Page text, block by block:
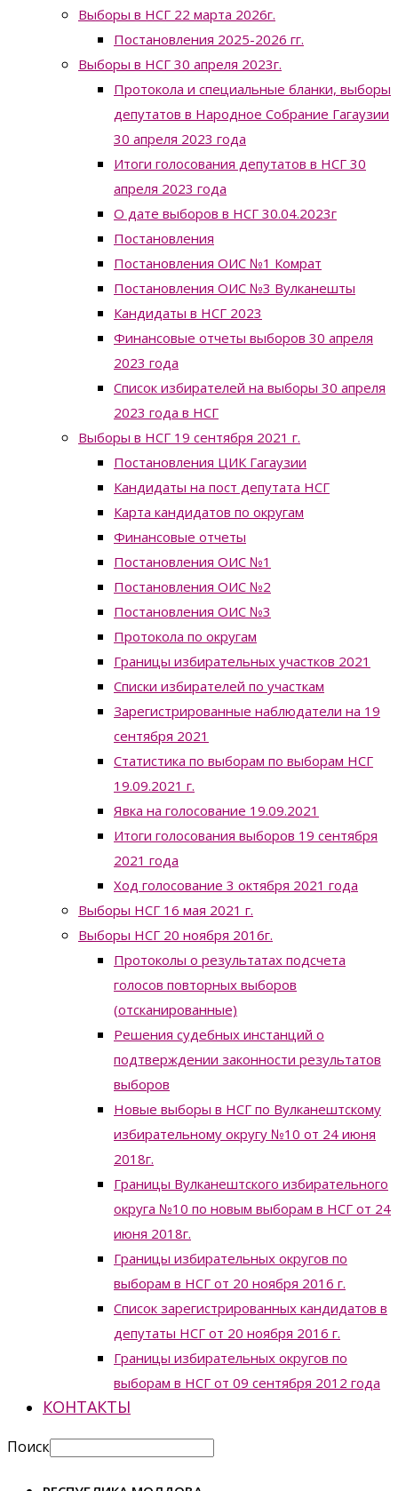
Выборы в НСГ 22 марта 2026г.
Постановления 2025-2026 гг.
Выборы в НСГ 30 апреля 2023г.
Протокола и специальные бланки, выборы
депутатов в Народное Собрание Гагаузии
30 апреля 2023 года
Итоги голосования депутатов в НСГ 30
апреля 2023 года
О дате выборов в НСГ 30.04.2023г
Постановления
Постановления ОИС №1 Комрат
Постановления ОИС №3 Вулканешты
Кандидаты в НСГ 2023
Финансовые отчеты выборов 30 апреля
2023 года
Список избирателей на выборы 30 апреля
2023 года в НСГ
Выборы в НСГ 19 сентября 2021 г.
Постановления ЦИК Гагаузии
Кандидаты на пост депутата НСГ
Карта кандидатов по округам
Финансовые отчеты
Постановления ОИС №1
Постановления ОИС №2
Постановления ОИС №3
Протокола по округам
Границы избирательных участков 2021
Списки избирателей по участкам
Зарегистрированные наблюдатели на 19
сентября 2021
Статистика по выборам по выборам НСГ
19.09.2021 г.
Явка на голосование 19.09.2021
Итоги голосования выборов 19 сентября
2021 года
Ход голосование 3 октября 2021 года
Выборы НСГ 16 мая 2021 г.
Выборы НСГ 20 ноября 2016г.
Протоколы о результатах подсчета
голосов повторных выборов
(отсканированные)
Решения судебных инстанций о
подтверждении законности результатов
выборов
Новые выборы в НСГ по Вулканештскому
избирательному округу №10 от 24 июня
2018г.
Границы Вулканештского избирательного
округа №10 по новым выборам в НСГ от 24
июня 2018г.
Границы избирательных округов по
выборам в НСГ от 20 ноября 2016 г.
Список зарегистрированных кандидатов в
депутаты НСГ от 20 ноября 2016 г.
Границы избирательных округов по
выборам в НСГ от 09 сентября 2012 года
КОНТАКТЫ
Поиск